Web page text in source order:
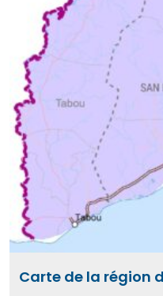
Carte de la région